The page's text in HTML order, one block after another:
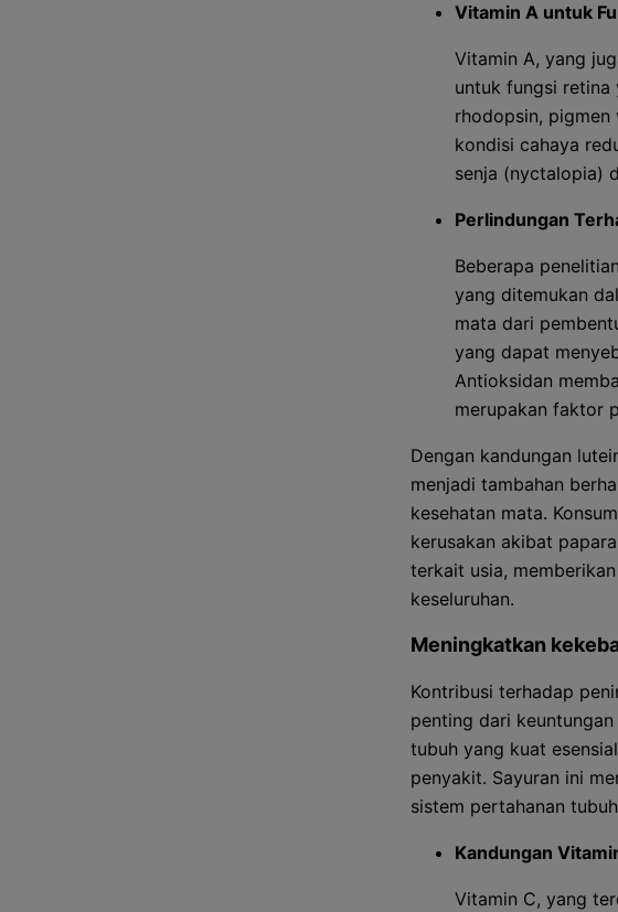
Vitamin A untuk
Vitamin A, yang
untuk fungsi retina
rhodopsin, pigmen
kondisi cahaya
senja (nyctalopia)
Perlindungan
Beberapa
yang ditemukan
mata dari
yang dapat
Antioksidan
merupakan faktor
Dengan kandungan
menjadi tambahan
kesehatan mata.
kerusakan akibat
terkait usia,
keseluruhan.
Meningkatkan
Kontribusi terhadap
penting dari
tubuh yang kuat
penyakit. Sayuran ini
sistem pertahanan
Kandungan
Vitamin C, yang